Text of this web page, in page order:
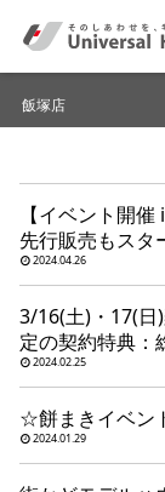
ユニバーサ
コンセプト
テクノロジ
飯塚店
建築実例・事例
モデルハウス見学予
【イベント開
先行販売もスタ
2024.04.26
3/16(土)・17(日
定の契約特典：
2024.02.25
☆餅まきイベン
2024.01.29